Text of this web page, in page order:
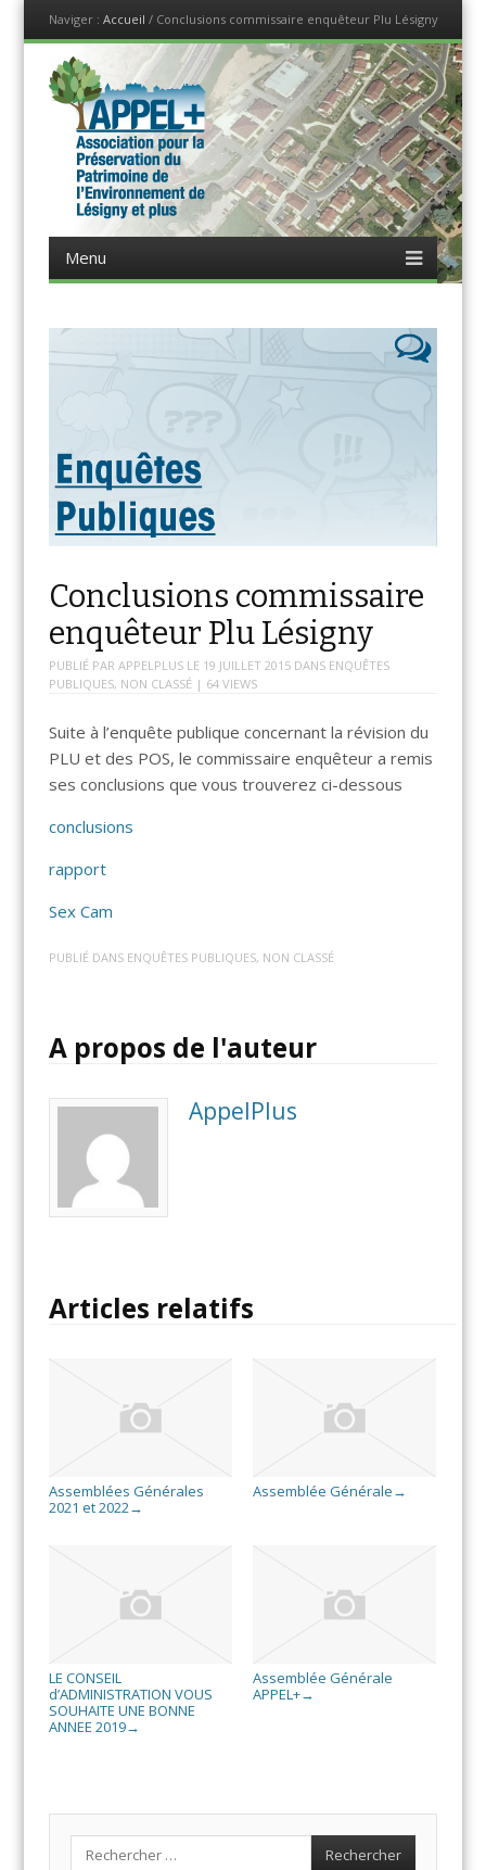
Naviger : Accueil / Conclusions commissaire enquêteur Plu Lésigny
Menu
Sauter jusqu'au contenu
Appel +
Association pour la Préservation du Patrimoine, de
Menu
Conclusions commissaire
enquêteur Plu Lésigny
PUBLIÉ PAR APPELPLUSLE 19 JUILLET 2015DANS ENQUÊTES
PUBLIQUES, NON CLASSÉ | 64 VIEWS
Suite à l’enquête publique concernant la révision du
PLU et des POS, le commissaire enquêteur a remis
ses conclusions que vous trouverez ci-dessous
conclusions
rapport
Sex Cam
PUBLIÉ DANS ENQUÊTES PUBLIQUES, NON CLASSÉ
A propos de l'auteur
AppelPlus
Articles relatifs
Assemblées Générales
2021 et 2022→
Assemblée Générale →
LE CONSEIL
d’ADMINISTRATION VOUS
SOUHAITE UNE BONNE
ANNEE 2019→
Assemblée Générale
APPEL+→
Search